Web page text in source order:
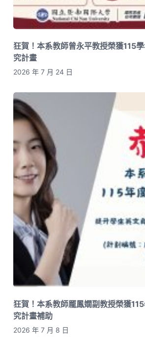
狂賀！本系教師曾永平教授榮獲115
究計畫
2026 年 7 月 24 日
狂賀！本系教師龎鳳嫺副教授榮獲
究計畫補助
2026 年 7 月 8 日